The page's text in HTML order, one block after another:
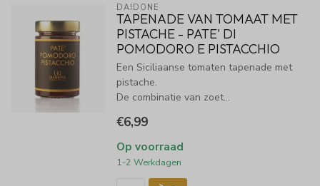
DAIDONE
TAPENADE VAN TOMAAT MET
PISTACHE - PATE' DI
POMODORO E PISTACCHIO
Een Siciliaanse tomaten tapenade met
pistache.
De combinatie van zoet...
€6,99
Op voorraad
1-2 Werkdagen